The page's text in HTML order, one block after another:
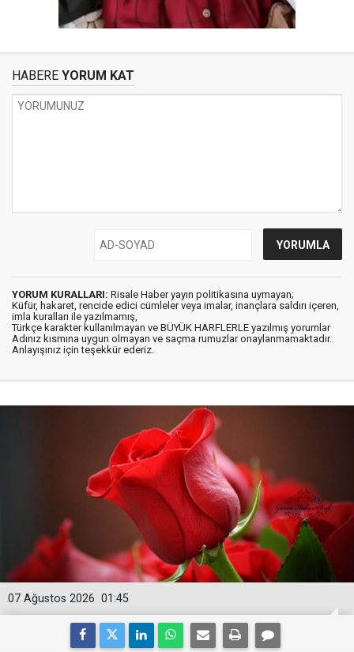
HABERE YORUM KAT
YORUM KURALLARI: Risale Haber yayın politikasına uymayan;
Küfür, hakaret, rencide edici cümleler veya imalar, inançlara saldırı içeren,
imla kuralları ile yazılmamış,
Türkçe karakter kullanılmayan ve BÜYÜK HARFLERLE yazılmış yorumlar
Adınız kısmına uygun olmayan ve saçma rumuzlar onaylanmamaktadır.
Anlayışınız için teşekkür ederiz.
01:45
07 Ağustos 2026